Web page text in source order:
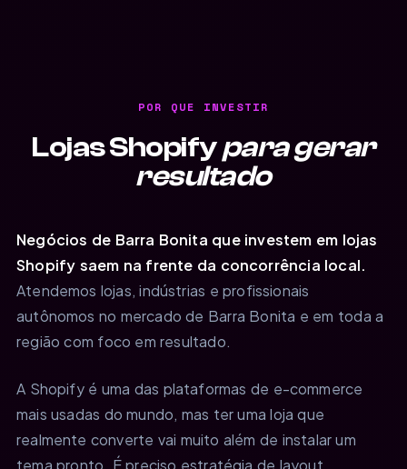
POR QUE INVESTIR
Lojas Shopifypara gerar
resultado
Negócios de Barra Bonita que investem em lojas
Shopify saem na frente da concorrência local.
Atendemos lojas, indústrias e profissionais
autônomos no mercado de Barra Bonita e em toda a
região com foco em resultado.
A Shopify é uma das plataformas de e-commerce
mais usadas do mundo, mas ter uma loja que
realmente converte vai muito além de instalar um
tema pronto. É preciso estratégia de layout,